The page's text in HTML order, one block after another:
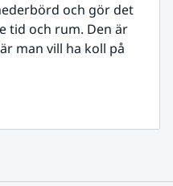
och gör det
tid och rum. Den är
man vill ha koll på